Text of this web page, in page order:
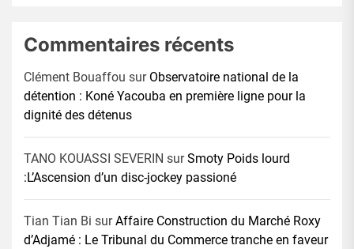
Commentaires récents
Clément Bouaffou sur Observatoire national de la
détention : Koné Yacouba en première ligne pour la
dignité des détenus
TANO KOUASSI SEVERIN surSmoty Poids lourd
:L’Ascension d’un disc-jockey passioné
Tian Tian Bi surAffaire Construction du Marché Roxy
d’Adjamé : Le Tribunal du Commerce tranche en faveur